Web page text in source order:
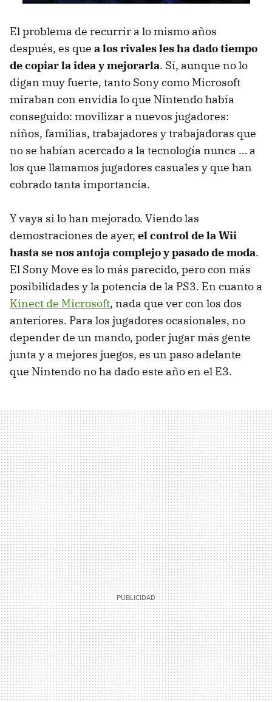
El problema de recurrir a lo mismo años
después, es que a los rivales les ha dado tiempo
de copiar la idea y mejorarla. Sí, aunque no lo
digan muy fuerte, tanto Sony como Microsoft
miraban con envidia lo que Nintendo había
conseguido: movilizar a nuevos jugadores:
niños, familias, trabajadores y trabajadoras que
no se habían acercado a la tecnología nunca … a
los que llamamos jugadores casuales y que han
cobrado tanta importancia.
Y vaya si lo han mejorado. Viendo las
demostraciones de ayer, el control de la Wii
hasta se nos antoja complejo y pasado de moda.
El Sony Move es lo más parecido, pero con más
posibilidades y la potencia de la PS3. En cuanto a
Kinect de Microsoft, nada que ver con los dos
anteriores. Para los jugadores ocasionales, no
depender de un mando, poder jugar más gente
junta y a mejores juegos, es un paso adelante
que Nintendo no ha dado este año en el E3.